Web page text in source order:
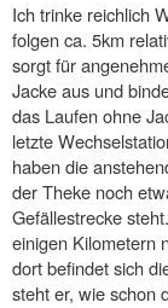
Ich trinke reichlich
folgen ca. 5km
sorgt für
Jacke aus und
das Laufen ohne
letzte
haben die
der Theke noch
Gefällestrecke
einigen Kilometern
dort befindet sich
steht er, wie schon